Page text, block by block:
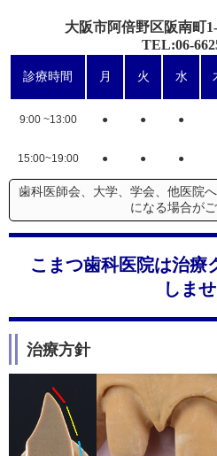
大阪市阿倍野区阪南町
TEL:06-
診療時間 月 火 水
9:00 ~13:00 ● ● ●
15:00~19:00 ● ● ●
歯科医師会、大学、学会、他医院
になる場合が
こまつ歯科医院は治療
しま
治療方針